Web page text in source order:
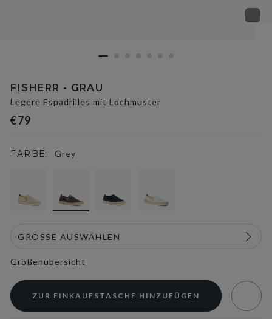
FISHERR - GRAU
Legere Espadrilles mit Lochmuster
€79
FARBE: Grey
Größenübersicht
ZUR EINKAUFSTASCHE HINZUFÜGEN